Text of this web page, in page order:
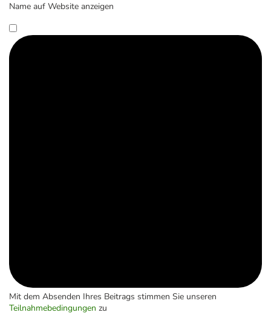
Name auf Website anzeigen
Mit dem Absenden Ihres Beitrags stimmen Sie unseren
Teilnahmebedingungen zu